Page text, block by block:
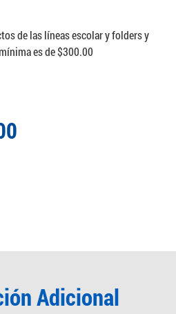
de las líneas escolar y folders y
es de $300.00
Adicional